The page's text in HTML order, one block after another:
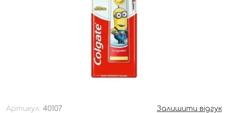
Артикул: 40107 Залишити відгук